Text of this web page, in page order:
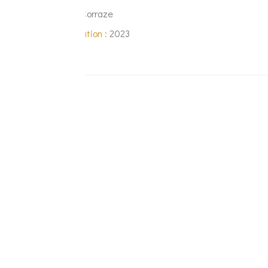
Cabinet Corraze
Période de réalisation : 2023